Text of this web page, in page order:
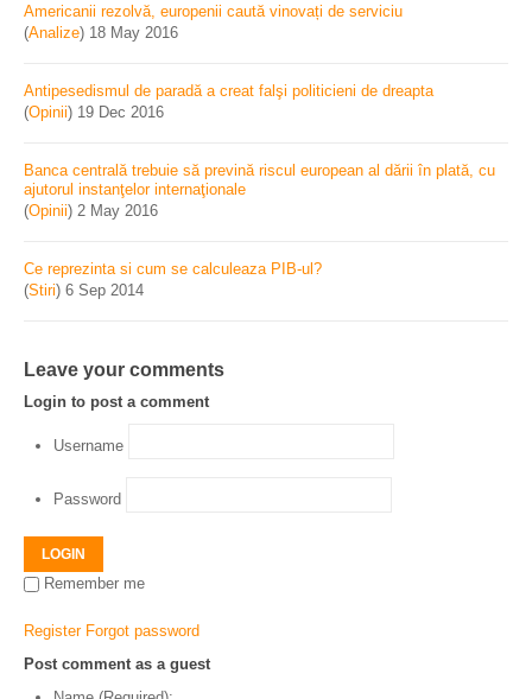
Americanii rezolvă, europenii caută vinovați de serviciu
(Analize) 18 May 2016
Antipesedismul de paradă a creat falşi politicieni de dreapta
(Opinii) 19 Dec 2016
Banca centrală trebuie să prevină riscul european al dării în plată, cu
ajutorul instanţelor internaţionale
(Opinii) 2 May 2016
Ce reprezinta si cum se calculeaza PIB-ul?
(Stiri) 6 Sep 2014
Leave your comments
Login to post a comment
Username
Password
LOGIN
Remember me
Register Forgot password
Post comment as a guest